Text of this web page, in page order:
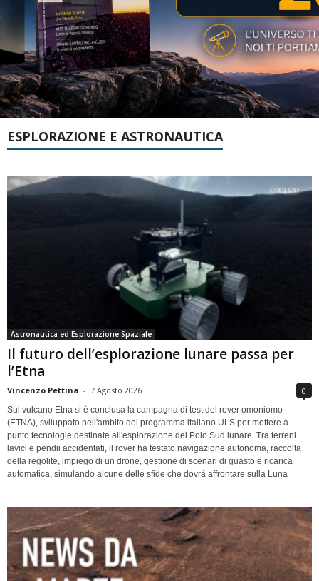
ESPLORAZIONE E ASTRONAUTICA
Astronautica ed Esplorazione Spaziale
Il futuro dell’esplorazione lunare passa per
l’Etna
Vincenzo Pettina - 7 Agosto 2026 0
Sul vulcano Etna si è conclusa la campagna di test del rover omoniomo
(ETNA), sviluppato nell'ambito del programma italiano ULS per mettere a
punto tecnologie destinate all'esplorazione del Polo Sud lunare. Tra terreni
lavici e pendii accidentati, il rover ha testato navigazione autonoma, raccolta
della regolite, impiego di un drone, gestione di scenari di guasto e ricarica
automatica, simulando alcune delle sfide che dovrà affrontare sulla Luna